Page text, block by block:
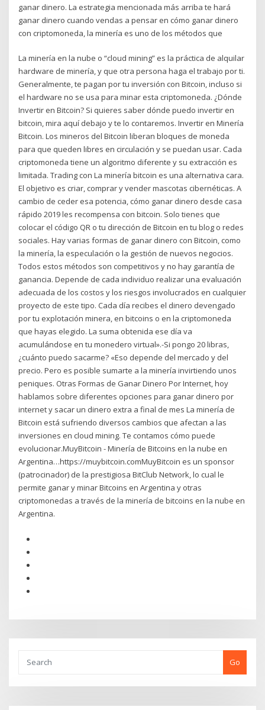
ganar dinero. La estrategia mencionada más arriba te hará
ganar dinero cuando vendas a pensar en cómo ganar dinero
con criptomoneda, la minería es uno de los métodos que
La minería en la nube o “cloud mining” es la práctica de alquilar
hardware de minería, y que otra persona haga el trabajo por ti.
Generalmente, te pagan por tu inversión con Bitcoin, incluso si
el hardware no se usa para minar esta criptomoneda. ¿Dónde
Invertir en Bitcoin? Si quieres saber dónde puedo invertir en
bitcoin, mira aquí debajo y te lo contaremos. Invertir en Minería
Bitcoin. Los mineros del Bitcoin liberan bloques de moneda
para que queden libres en circulación y se puedan usar. Cada
criptomoneda tiene un algoritmo diferente y su extracción es
limitada. Trading con La minería bitcoin es una alternativa cara.
El objetivo es criar, comprar y vender mascotas cibernéticas. A
cambio de ceder esa potencia, cómo ganar dinero desde casa
rápido 2019 les recompensa con bitcoin. Solo tienes que
colocar el código QR o tu dirección de Bitcoin en tu blog o redes
sociales. Hay varias formas de ganar dinero con Bitcoin, como
la minería, la especulación o la gestión de nuevos negocios.
Todos estos métodos son competitivos y no hay garantía de
ganancia. Depende de cada individuo realizar una evaluación
adecuada de los costos y los riesgos involucrados en cualquier
proyecto de este tipo. Cada día recibes el dinero devengado
por tu explotación minera, en bitcoins o en la criptomoneda
que hayas elegido. La suma obtenida ese día va
acumulándose en tu monedero virtual».-Si pongo 20 libras,
¿cuánto puedo sacarme? «Eso depende del mercado y del
precio. Pero es posible sumarte a la minería invirtiendo unos
peniques. Otras Formas de Ganar Dinero Por Internet, hoy
hablamos sobre diferentes opciones para ganar dinero por
internet y sacar un dinero extra a final de mes La minería de
Bitcoin está sufriendo diversos cambios que afectan a las
inversiones en cloud mining. Te contamos cómo puede
evolucionar.MuyBitcoin - Minería de Bitcoins en la nube en
Argentina…https://muybitcoin.comMuyBitcoin es un sponsor
(patrocinador) de la prestigiosa BitClub Network, lo cual le
permite ganar y minar Bitcoins en Argentina y otras
criptomonedas a través de la minería de bitcoins en la nube en
Argentina.
Go